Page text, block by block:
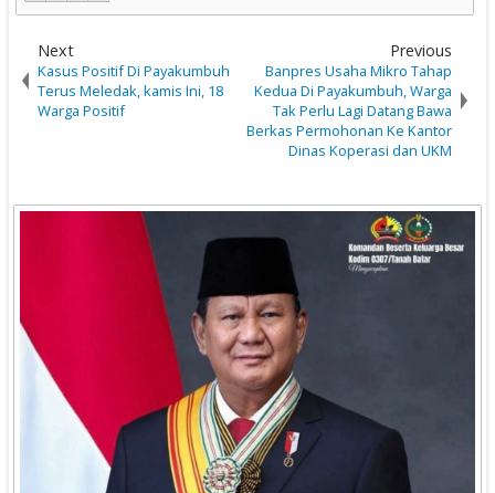
Next
Kasus Positif Di Payakumbuh
Terus Meledak, kamis Ini, 18
Warga Positif
Previous
Banpres Usaha Mikro Tahap
Kedua Di Payakumbuh, Warga
Tak Perlu Lagi Datang Bawa
Berkas Permohonan Ke Kantor
Dinas Koperasi dan UKM